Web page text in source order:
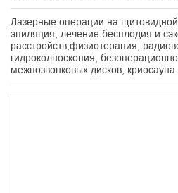
Лазерные операции на
эпиляция, лечение бесплодия и
расстройств,физиотерапия,
гидроколноскопия,
межпозвонковых дисков, криосауна